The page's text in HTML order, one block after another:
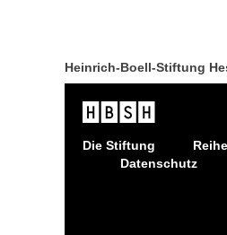
Heinrich-Boell-Stiftung
Die Stiftung
Datenschutz